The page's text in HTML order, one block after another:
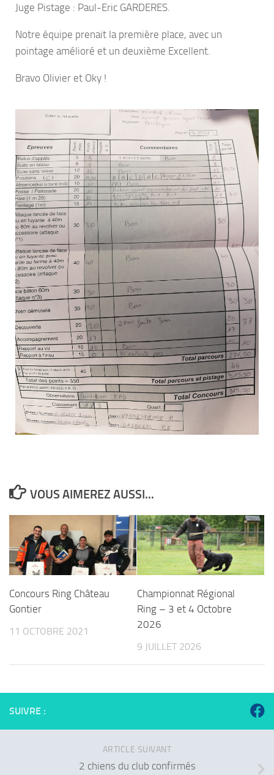
Juge Pistage : Paul-Eric GARDERES.
Notre équipe prenait la première place, avec un
pointage amélioré et un deuxième Excellent.
Bravo Olivier et Oky !
VOUS AIMEREZ AUSSI...
Concours Ring Château
Gontier
11 OCTOBRE 2021
Championnat Régional
Ring – 3 et 4 Octobre
2026
9 JUILLET 2026
SUIVRE :
ARTICLE SUIVANT
2 chiens du club confirmés